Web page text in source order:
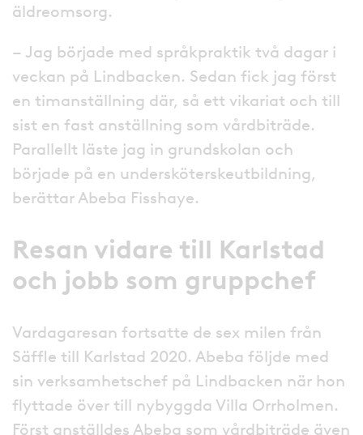
äldreomsorg.
­– Jag började med språkpraktik två dagar i
veckan på Lindbacken. Sedan fick jag först
en timanställning där, så ett vikariat och till
sist en fast anställning som vårdbiträde.
Parallellt läste jag in grundskolan och
började på en undersköterskeutbildning,
berättar Abeba Fisshaye.
Resan vidare till Karlstad
och jobb som gruppchef
Vardagaresan fortsatte de sex milen från
Säffle till Karlstad 2020. Abeba följde med
sin verksamhetschef på Lindbacken när hon
flyttade över till nybyggda Villa Orrholmen.
Först anställdes Abeba som vårdbiträde även